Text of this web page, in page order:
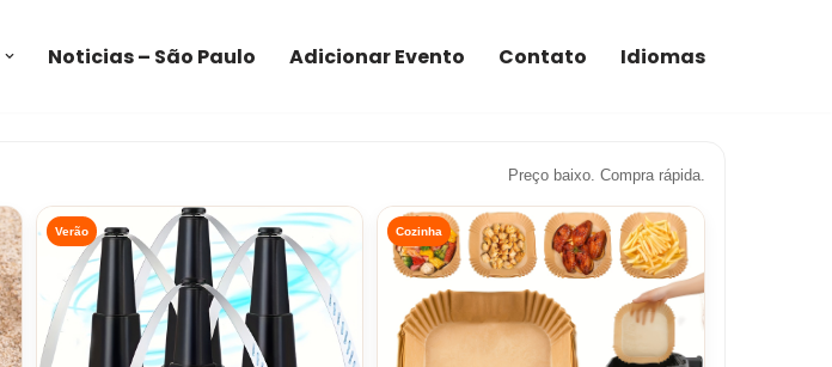
Noticias – São Paulo Adicionar Evento Contato Idiomas
Preço baixo. Compra rápida.
Verão Cozinha